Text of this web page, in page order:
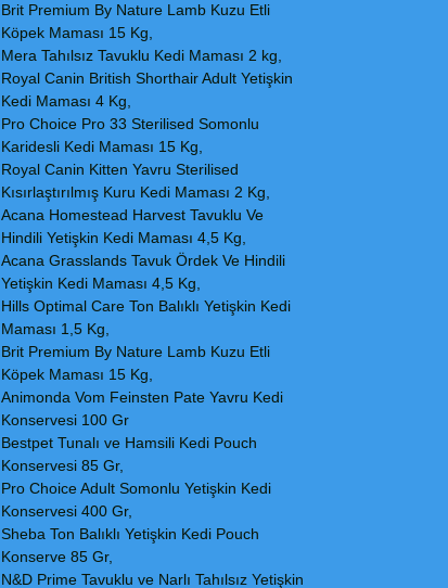
Brit Premium By Nature Lamb Kuzu Etli
Köpek Maması 15 Kg,
Mera Tahılsız Tavuklu Kedi Maması 2 kg,
Royal Canin British Shorthair Adult Yetişkin
Kedi Maması 4 Kg,
Pro Choice Pro 33 Sterilised Somonlu
Karidesli Kedi Maması 15 Kg,
Royal Canin Kitten Yavru Sterilised
Kısırlaştırılmış Kuru Kedi Maması 2 Kg,
Acana Homestead Harvest Tavuklu Ve
Hindili Yetişkin Kedi Maması 4,5 Kg,
Acana Grasslands Tavuk Ördek Ve Hindili
Yetişkin Kedi Maması 4,5 Kg,
Hills Optimal Care Ton Balıklı Yetişkin Kedi
Maması 1,5 Kg,
Brit Premium By Nature Lamb Kuzu Etli
Köpek Maması 15 Kg,
Animonda Vom Feinsten Pate Yavru Kedi
Konservesi 100 Gr
Bestpet Tunalı ve Hamsili Kedi Pouch
Konservesi 85 Gr,
Pro Choice Adult Somonlu Yetişkin Kedi
Konservesi 400 Gr,
Sheba Ton Balıklı Yetişkin Kedi Pouch
Konserve 85 Gr,
N&D Prime Tavuklu ve Narlı Tahılsız Yetişkin